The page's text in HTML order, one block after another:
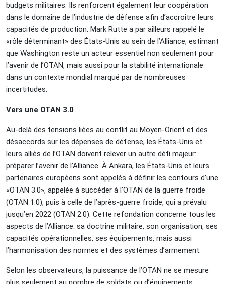
budgets militaires. Ils renforcent également leur coopération
dans le domaine de l’industrie de défense afin d’accroître leurs
capacités de production. Mark Rutte a par ailleurs rappelé le
«rôle déterminant» des États-Unis au sein de l’Alliance, estimant
que Washington reste un acteur essentiel non seulement pour
l’avenir de l’OTAN, mais aussi pour la stabilité internationale
dans un contexte mondial marqué par de nombreuses
incertitudes.
Vers une OTAN 3.0
Au-delà des tensions liées au conflit au Moyen-Orient et des
désaccords sur les dépenses de défense, les États-Unis et
leurs alliés de l’OTAN doivent relever un autre défi majeur:
préparer l’avenir de l’Alliance. À Ankara, les États-Unis et leurs
partenaires européens sont appelés à définir les contours d’une
«OTAN 3.0», appelée à succéder à l’OTAN de la guerre froide
(OTAN 1.0), puis à celle de l’après-guerre froide, qui a prévalu
jusqu’en 2022 (OTAN 2.0). Cette refondation concerne tous les
aspects de l’Alliance: sa doctrine militaire, son organisation, ses
capacités opérationnelles, ses équipements, mais aussi
l’harmonisation des normes et des systèmes d’armement.
Selon les observateurs, la puissance de l’OTAN ne se mesure